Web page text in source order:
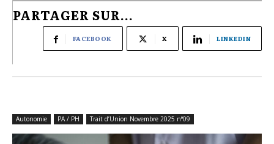
PARTAGER SUR...
FACEBOOK X LINKEDIN
Autonomie PA / PH Trait d’Union Novembre 2025 n°09